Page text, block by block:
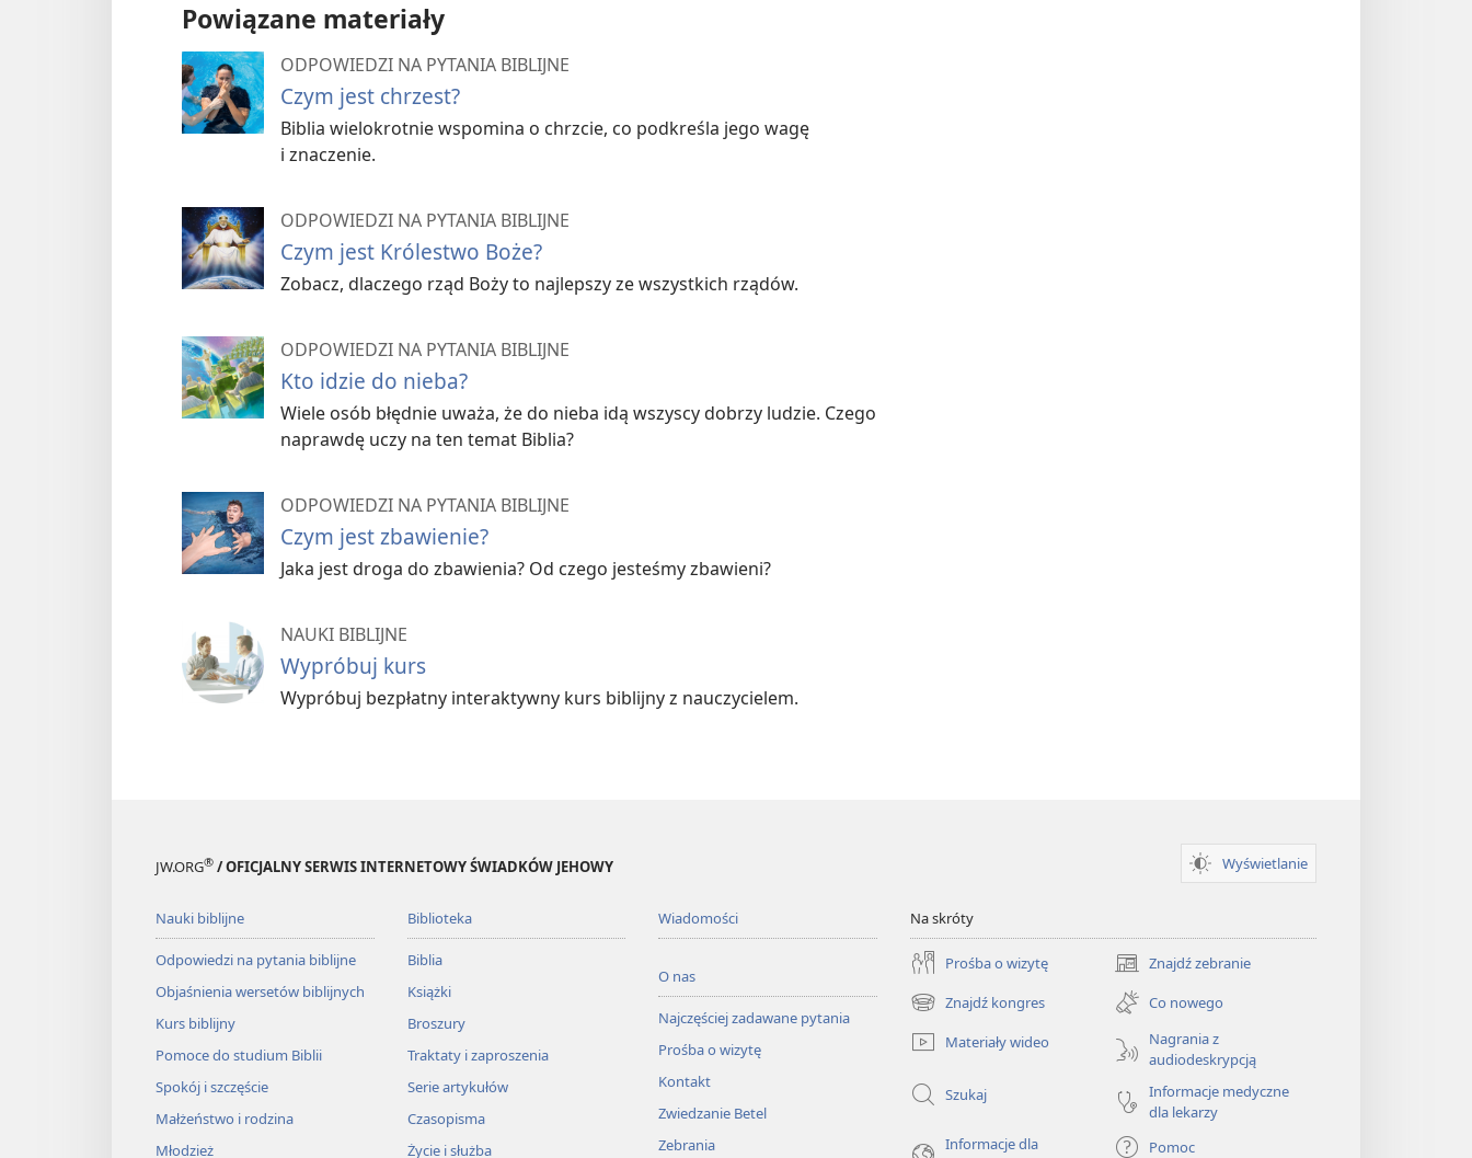
Powiązane materiały
ODPOWIEDZI NA PYTANIA BIBLIJNE
Czym jest chrzest?
Biblia wielokrotnie wspomina o chrzcie, co podkreśla jego wagę
i znaczenie.
ODPOWIEDZI NA PYTANIA BIBLIJNE
Czym jest Królestwo Boże?
Zobacz, dlaczego rząd Boży to najlepszy ze wszystkich rządów.
ODPOWIEDZI NA PYTANIA BIBLIJNE
Kto idzie do nieba?
Wiele osób błędnie uważa, że do nieba idą wszyscy dobrzy ludzie. Czego
naprawdę uczy na ten temat Biblia?
ODPOWIEDZI NA PYTANIA BIBLIJNE
Czym jest zbawienie?
Jaka jest droga do zbawienia? Od czego jesteśmy zbawieni?
NAUKI BIBLIJNE
Wypróbuj kurs
Wypróbuj bezpłatny interaktywny kurs biblijny z nauczycielem.
JW.ORG® / OFICJALNY SERWIS INTERNETOWY ŚWIADKÓW JEHOWY Wyświetlanie
Nauki biblijne
Odpowiedzi na pytania biblijne
Objaśnienia wersetów biblijnych
Kurs biblijny
Pomoce do studium Biblii
Spokój i szczęście
Małżeństwo i rodzina
Młodzież
Biblioteka
Biblia
Książki
Broszury
Traktaty i zaproszenia
Serie artykułów
Czasopisma
Życie i służba
Wiadomości
O nas
Najczęściej zadawane pytania
Prośba o wizytę
Kontakt
Zwiedzanie Betel
Zebrania
Na skróty
Prośba o wizytę Znajdź zebranie
(opens
new
window)
Znajdź kongres
(opens
new
window)
Co nowego
Materiały wideo
Nagrania z
audiodeskrypcją
Szukaj
Informacje medyczne
dla lekarzy
Informacje dla
Pomoc